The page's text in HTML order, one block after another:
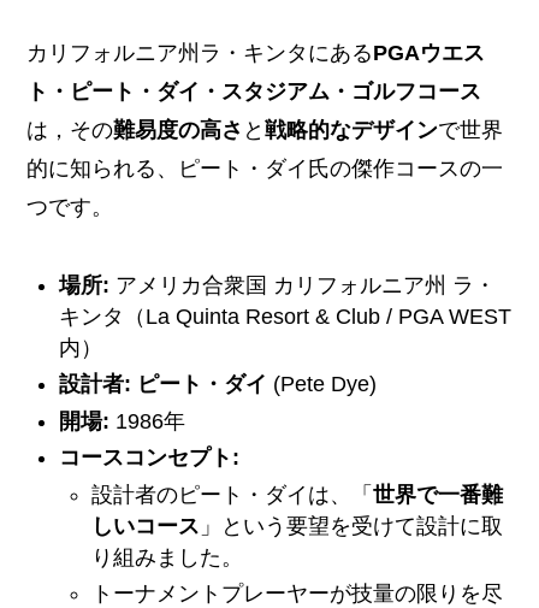
カリフォルニア州ラ・キンタにあるPGAウエス
ト・ピート・ダイ・スタジアム・ゴルフコース
は，その難易度の高さ と戦略的なデザインで世界
的に知られる、ピート・ダイ氏の傑作コースの一
つです。
場所: アメリカ合衆国 カリフォルニア州 ラ・
キンタ（La Quinta Resort & Club / PGA WEST
内）
設計者: ピート・ダイ (Pete Dye)
開場: 1986年
コースコンセプト:
設計者のピート・ダイは、「世界で一番難
しいコース 」という要望を受けて設計に取
り組みました。
トーナメントプレーヤーが技量の限りを尽